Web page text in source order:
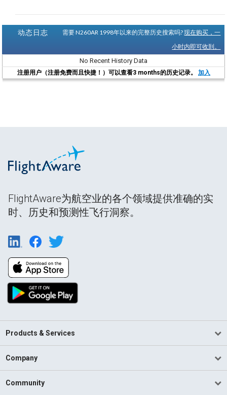
动态日志 需要 N260AR 1998年以来的完整历史搜索吗?现在购买，一
小时内即可收到。
No Recent History Data
注册用户（注册免费而且快捷！）可以查看3 months的历史记录。 加入
FlightAware为航空业的各个领域提供准确的实
时、历史和预测性飞行洞察。
Products & Services
Company
Community